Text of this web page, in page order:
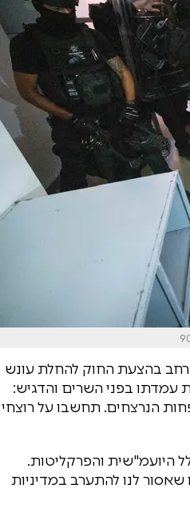
בהצעת החוק להחלת עונש
עמדתו בפני השרים והדגיש:
הנרצחים. תחשבו על רוצחי
היועמ"שית והפרקליטות.
לנו להתערב במדיניות